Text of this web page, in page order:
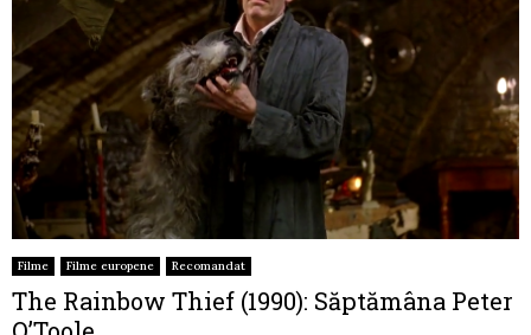
Filme Filme europene Recomandat
The Rainbow Thief (1990): Săptămâna Peter